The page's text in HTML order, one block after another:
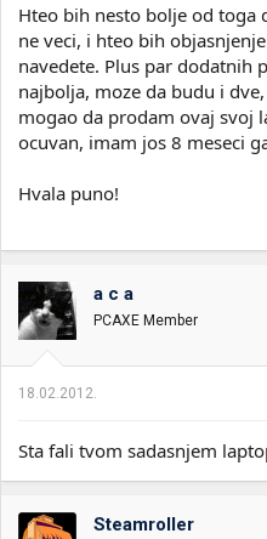
Hteo bih nesto bolje od toga
ne veci, i hteo bih
navedete. Plus par dodatnih
najbolja, moze da budu i
mogao da prodam ovaj svoj
ocuvan, imam jos 8 meseci
Hvala puno!
a c a
PCAXE Member
18.02.2012.
Sta fali tvom sadasnjem
Steamroller